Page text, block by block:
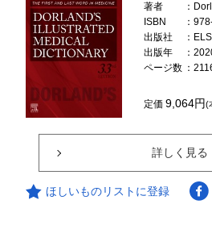
著者
：
ISBN
：
出版社
：
出版年
：
ページ数 ：
定価9,064円(
詳しく見る
ほしいものリストに登録